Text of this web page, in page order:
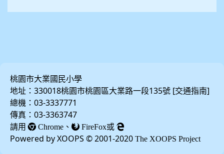
桃園市大業國民小學
地址：330018桃園市桃園區大業路一段135號 [交通指南]
總機：03-3337771
傳真：03-3363747
請用
Chrome 、 FireFox或
Powered by XOOPS © 2001-2020 The XOOPS Project